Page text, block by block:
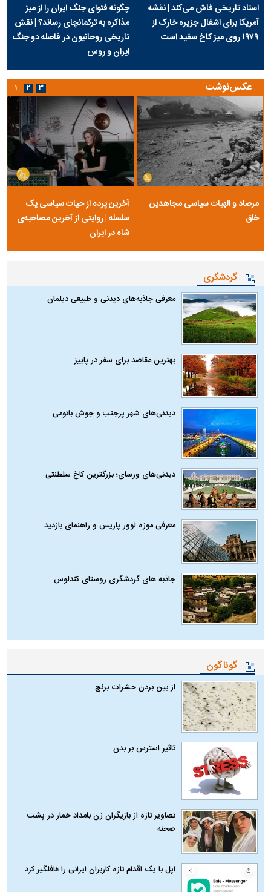
اسناد تاریخی فاش می‌کند | نقشه
آمریکا برای اشغال جزیره خارک از
۱۹۷۹ روی میز کاخ سفید است
چگونه فتوای جنگ ایران را از میز
مذاکره به ترکمانچای رساند؟ | نقش
تاریخی روحانیون در فاصله دو جنگ
ایران و روس
عکس‌نوشت
مرصاد و الهیات سیاسی مجاهدین
خلق
آخرین پرده از حیات سیاسی یک
سلسله | روایتی از آخرین مصاحبه‌ی
شاه در ایران
۱ ۲ ۳
گردشگری
معرفی جاذبه‌های دیدنی و طبیعی دیلمان
بهترین مقاصد برای سفر در پاییز
دیدنی‌های شهر پرجنب و جوش باتومی
دیدنی‌های ورسای؛ بزرگترین کاخ سلطنتی
معرفی موزه لوور پاریس و راهنمای بازدید
جاذبه های گردشگری روستای کندلوس
گوناگون
از بین بردن حشرات برنج
تاثیر استرس بر بدن
تصاویر تازه از بازیگران زن بامداد خمار در پشت
صحنه
اپل با یک اقدام تازه کاربران ایرانی را غافلگیر کرد